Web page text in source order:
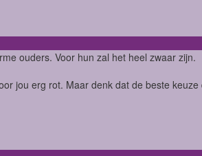
ouders. Voor hun zal het heel zwaar zijn.
jou erg rot. Maar denk dat de beste